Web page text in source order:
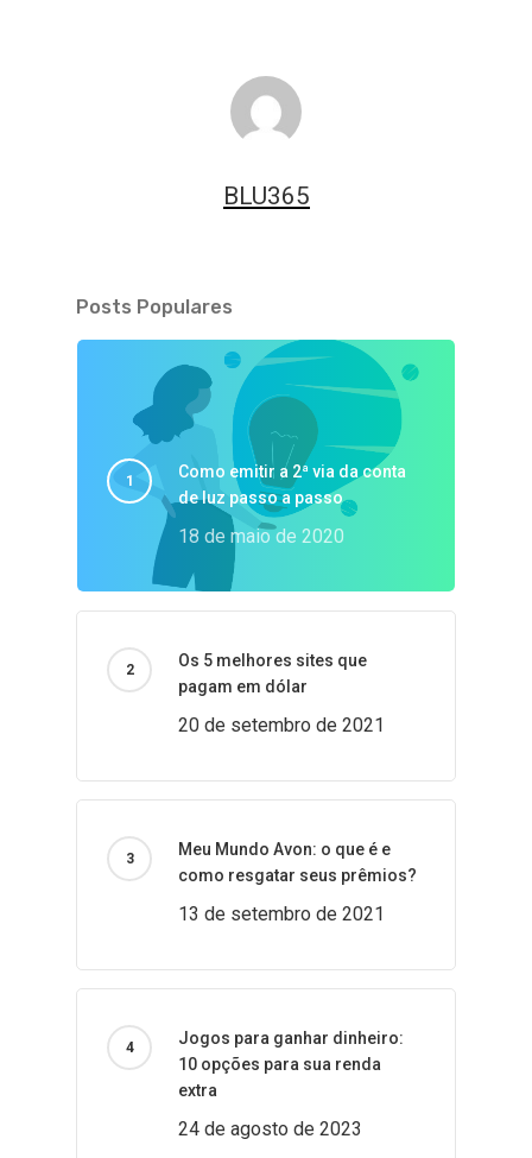
BLU365
Posts Populares
Como emitir a 2ª via da conta
de luz passo a passo
18 de maio de 2020
Os 5 melhores sites que
pagam em dólar
20 de setembro de 2021
Meu Mundo Avon: o que é e
como resgatar seus prêmios?
13 de setembro de 2021
Jogos para ganhar dinheiro:
10 opções para sua renda
extra
24 de agosto de 2023